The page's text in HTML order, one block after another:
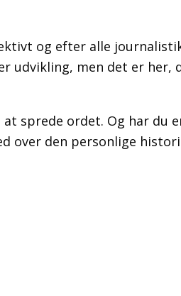
og efter alle
udvikling, men det er
sprede ordet. Og har du
over den personlige